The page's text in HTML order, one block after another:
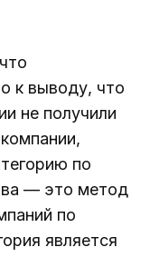
к выводу, что
не получили
по
— это метод
по
является